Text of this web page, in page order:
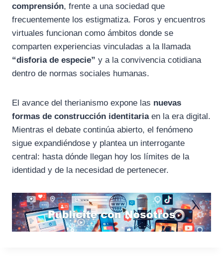
comprensión, frente a una sociedad que
frecuentemente los estigmatiza. Foros y encuentros
virtuales funcionan como ámbitos donde se
comparten experiencias vinculadas a la llamada
“disforia de especie” y a la convivencia cotidiana
dentro de normas sociales humanas.
El avance del therianismo expone las nuevas
formas de construcción identitariaen la era digital.
Mientras el debate continúa abierto, el fenómeno
sigue expandiéndose y plantea un interrogante
central: hasta dónde llegan hoy los límites de la
identidad y de la necesidad de pertenecer.